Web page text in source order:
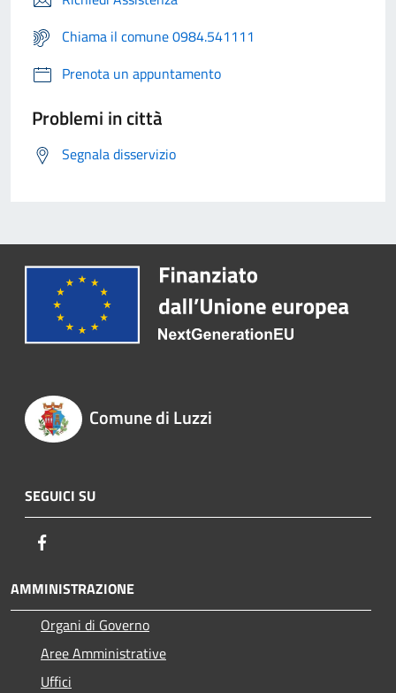
Chiama il comune 0984.541111
Prenota un appuntamento
Problemi in città
Segnala disservizio
Comune di Luzzi
SEGUICI SU
AMMINISTRAZIONE
Organi di Governo
Aree Amministrative
Uffici